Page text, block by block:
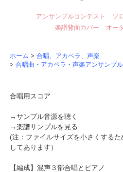
アンサンブルコンテスト ソ
楽譜背面カバー
オー
ホーム > 合唱、アカペラ、声楽
> 合唱曲・アカペラ・声楽アンサンブル
合唱用スコア
→サンプル音源を聴く
→楽譜サンプルを見る
(注：ファイルサイズを小さくする
してあります）
【編成】混声３部合唱とピアノ